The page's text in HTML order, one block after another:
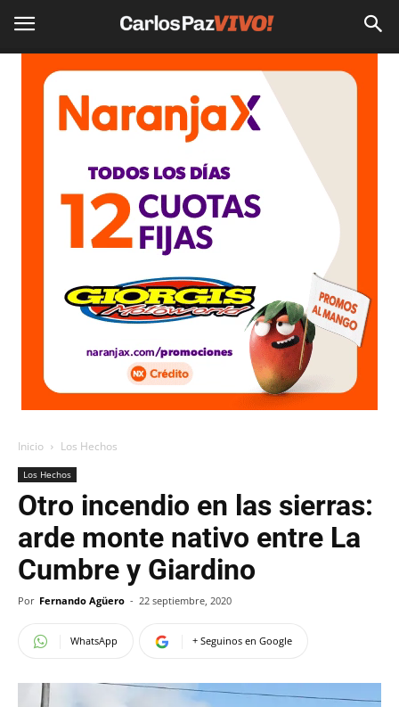
Inicio Los Hechos
Los Hechos
Otro incendio en las sierras:
arde monte nativo entre La
Cumbre y Giardino
Por Fernando Agüero - 22 septiembre, 2020
WhatsApp + Seguinos en Google